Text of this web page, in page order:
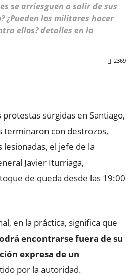
se arriesguen a salir de sus
¿Pueden los militares hacer
ellos? detalles en la
2369
surgidas en Santiago,
terminaron con destrozos,
el jefe de la
Javier Iturriaga,
de queda desde las 19:00
en la práctica, significa que
encontrarse fuera de su
expresa de un
por la autoridad.